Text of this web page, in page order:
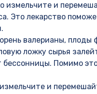
измельчите и
Это лекарство
валерианы,
ложку сырья
бессонницы. Помимо
и